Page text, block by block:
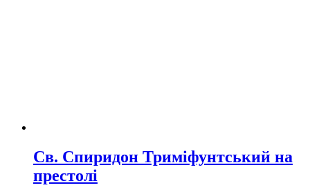
Св. Спиридон Триміфунтський на
престолі